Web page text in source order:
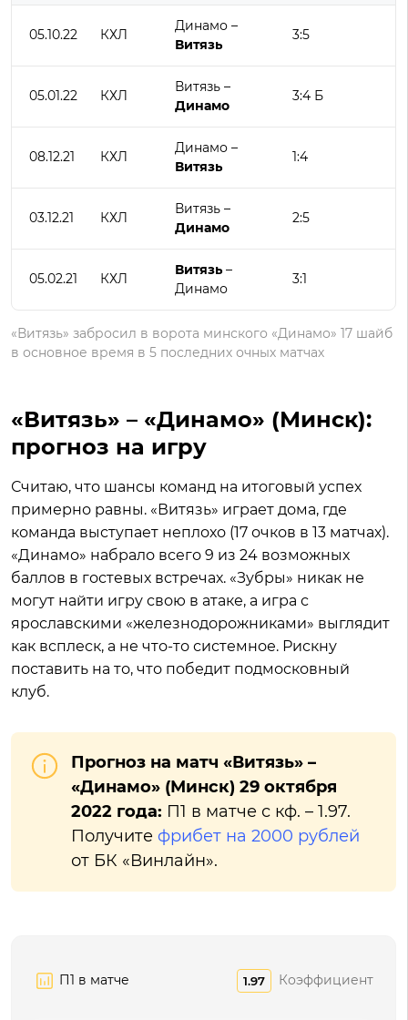
05.10.22 КХЛ
Динамо –
Витязь
3:5
05.01.22 КХЛ
Витязь –
Динамо
3:4 Б
08.12.21 КХЛ
Динамо –
Витязь
1:4
03.12.21 КХЛ
Витязь –
Динамо
2:5
05.02.21 КХЛ
Витязь –
Динамо
3:1
«Витязь» забросил в ворота минского «Динамо» 17 шайб
в основное время в 5 последних очных матчах
«Витязь» – «Динамо» (Минск):
прогноз на игру
Считаю, что шансы команд на итоговый успех
примерно равны. «Витязь» играет дома, где
команда выступает неплохо (17 очков в 13 матчах).
«Динамо» набрало всего 9 из 24 возможных
баллов в гостевых встречах. «Зубры» никак не
могут найти игру свою в атаке, а игра с
ярославскими «железнодорожниками» выглядит
как всплеск, а не что-то системное. Рискну
поставить на то, что победит подмосковный
клуб.
Прогноз на матч «Витязь» –
«Динамо» (Минск) 29 октября
2022 года: П1 в матче с кф. – 1.97.
Получите фрибет на 2000 рублей
от БК «Винлайн».
П1 в матче 1.97 Коэффициент